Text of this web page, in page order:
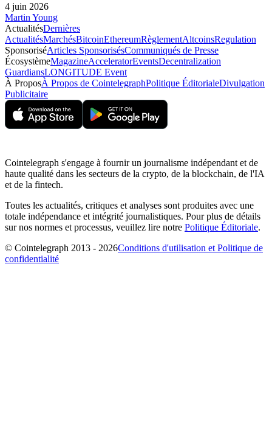
4 juin 2026
Martin Young
ActualitésDernières
ActualitésMarchésBitcoinEthereumRèglementAltcoinsRegulation
SponsoriséArticles SponsorisésCommuniqués de Presse
ÉcosystèmeMagazineAcceleratorEventsDecentralization
GuardiansLONGITUDE Event
À ProposÀ Propos de CointelegraphPolitique ÉditorialeDivulgation
Publicitaire
Cointelegraph s'engage à fournir un journalisme indépendant et de
haute qualité dans les secteurs de la crypto, de la blockchain, de l'IA
et de la fintech.
Toutes les actualités, critiques et analyses sont produites avec une
totale indépendance et intégrité journalistiques. Pour plus de détails
sur nos normes et processus, veuillez lire notre Politique Éditoriale.
© Cointelegraph 2013 - 2026Conditions d'utilisation et Politique de
confidentialité